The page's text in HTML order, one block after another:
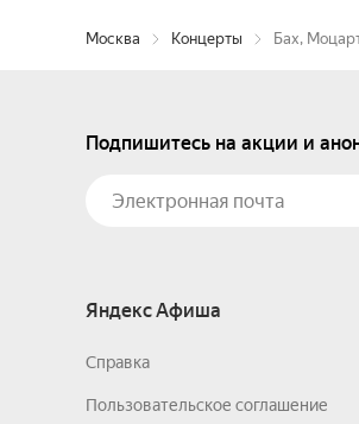
Москва Концерты Бах,
Подпишитесь на акции и
Яндекс Афиша
Справка
Пользовательское соглашение